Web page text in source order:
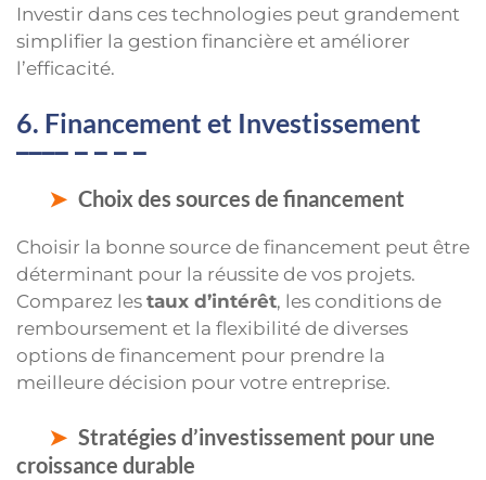
Investir dans ces technologies peut grandement
simplifier la gestion financière et améliorer
l’efficacité.
6. Financement et Investissement
Choix des sources de financement
Choisir la bonne source de financement peut être
déterminant pour la réussite de vos projets.
Comparez les taux d’intérêt, les conditions de
remboursement et la flexibilité de diverses
options de financement pour prendre la
meilleure décision pour votre entreprise.
Stratégies d’investissement pour une
croissance durable